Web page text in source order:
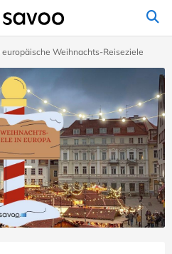
europäische Weihnachts-Reiseziele